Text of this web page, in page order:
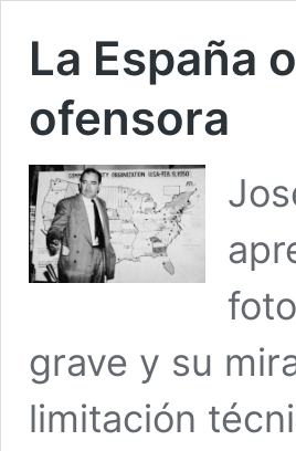
La España
ofensora
grave y su
limitación